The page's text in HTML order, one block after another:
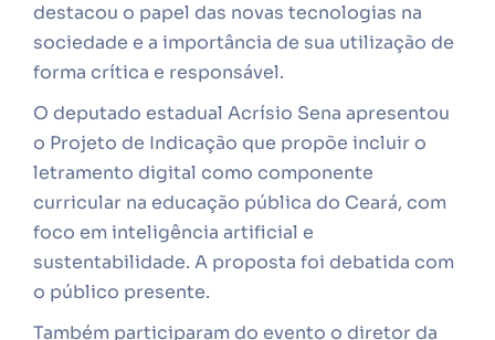
destacou o papel das novas tecnologias na
sociedade e a importância de sua utilização de
forma crítica e responsável.
O deputado estadual Acrísio Sena apresentou
o Projeto de Indicação que propõe incluir o
letramento digital como componente
curricular na educação pública do Ceará, com
foco em inteligência artificial e
sustentabilidade. A proposta foi debatida com
o público presente.
Também participaram do evento o diretor da